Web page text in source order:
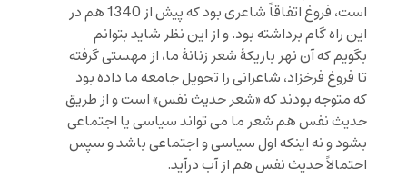
است، فروغ اتفاقاً شاعری بود که پیش از 1340 هم در
این راه گام برداشته بود. و از این نظر شاید بتوانم
بگویم که آن نهر باریکۀ شعر زنانۀ ما، از مهستی گرفته
تا فروغ فرخزاد، شاعرانی را تحویل جامعه ما داده بود
که متوجه بودند که «شعر حدیث نفس» است و از طریق
حدیث نفس هم شعر ما می تواند سیاسی یا اجتماعی
بشود و نه اینکه اول سیاسی و اجتماعی باشد و سپس
احتمالاً حدیث نفس هم از آب درآید.